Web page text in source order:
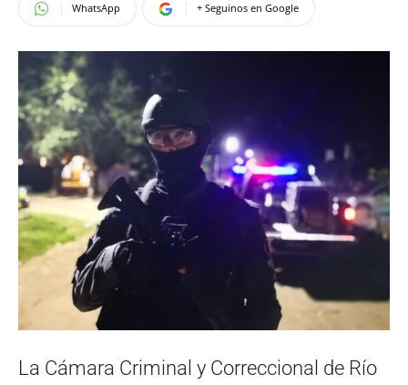
WhatsApp + Seguinos en Google
La Cámara Criminal y Correccional de Río